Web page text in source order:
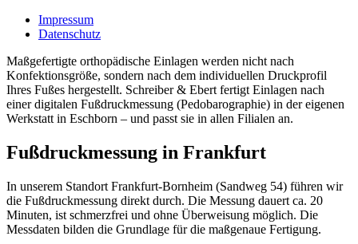
Impressum
Datenschutz
Maßgefertigte orthopädische Einlagen werden nicht nach
Konfektionsgröße, sondern nach dem individuellen Druckprofil
Ihres Fußes hergestellt. Schreiber & Ebert fertigt Einlagen nach
einer digitalen Fußdruckmessung (Pedobarographie) in der eigenen
Werkstatt in Eschborn – und passt sie in allen Filialen an.
Fußdruckmessung in Frankfurt
In unserem Standort Frankfurt-Bornheim (Sandweg 54) führen wir
die Fußdruckmessung direkt durch. Die Messung dauert ca. 20
Minuten, ist schmerzfrei und ohne Überweisung möglich. Die
Messdaten bilden die Grundlage für die maßgenaue Fertigung.